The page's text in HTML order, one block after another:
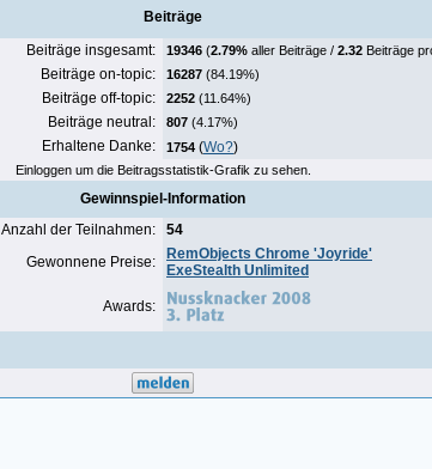
Beiträge
Beiträge insgesamt:
19346 (2.79% aller Beiträge / 2.32 Beiträge
Beiträge on-topic: 16287 (84.19%)
Beiträge off-topic: 2252 (11.64%)
Beiträge neutral: 807 (4.17%)
Erhaltene Danke: 1754 (Wo?)
Einloggen um die Beitragsstatistik-Grafik zu sehen.
Gewinnspiel-Information
Anzahl der Teilnahmen:
54
Gewonnene Preise:
RemObjects Chrome 'Joyride'
ExeStealth Unlimited
Awards: